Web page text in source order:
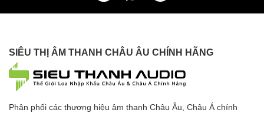
SIÊU THỊ ÂM THANH CHÂU ÂU CHÍNH HÃNG
Phân phối các thương hiệu âm thanh Châu Âu, Châu Á chính